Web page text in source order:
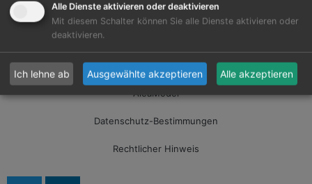
Uns
Märkte
AleaModel
Datenschutz-Bestimmungen
Rechtlicher Hinweis
Alle Dienste aktivieren oder deaktivieren
Mit diesem Schalter können Sie alle Dienste aktivieren oder
deaktivieren.
Ich lehne ab Ausgewählte akzeptieren Alle akzeptieren